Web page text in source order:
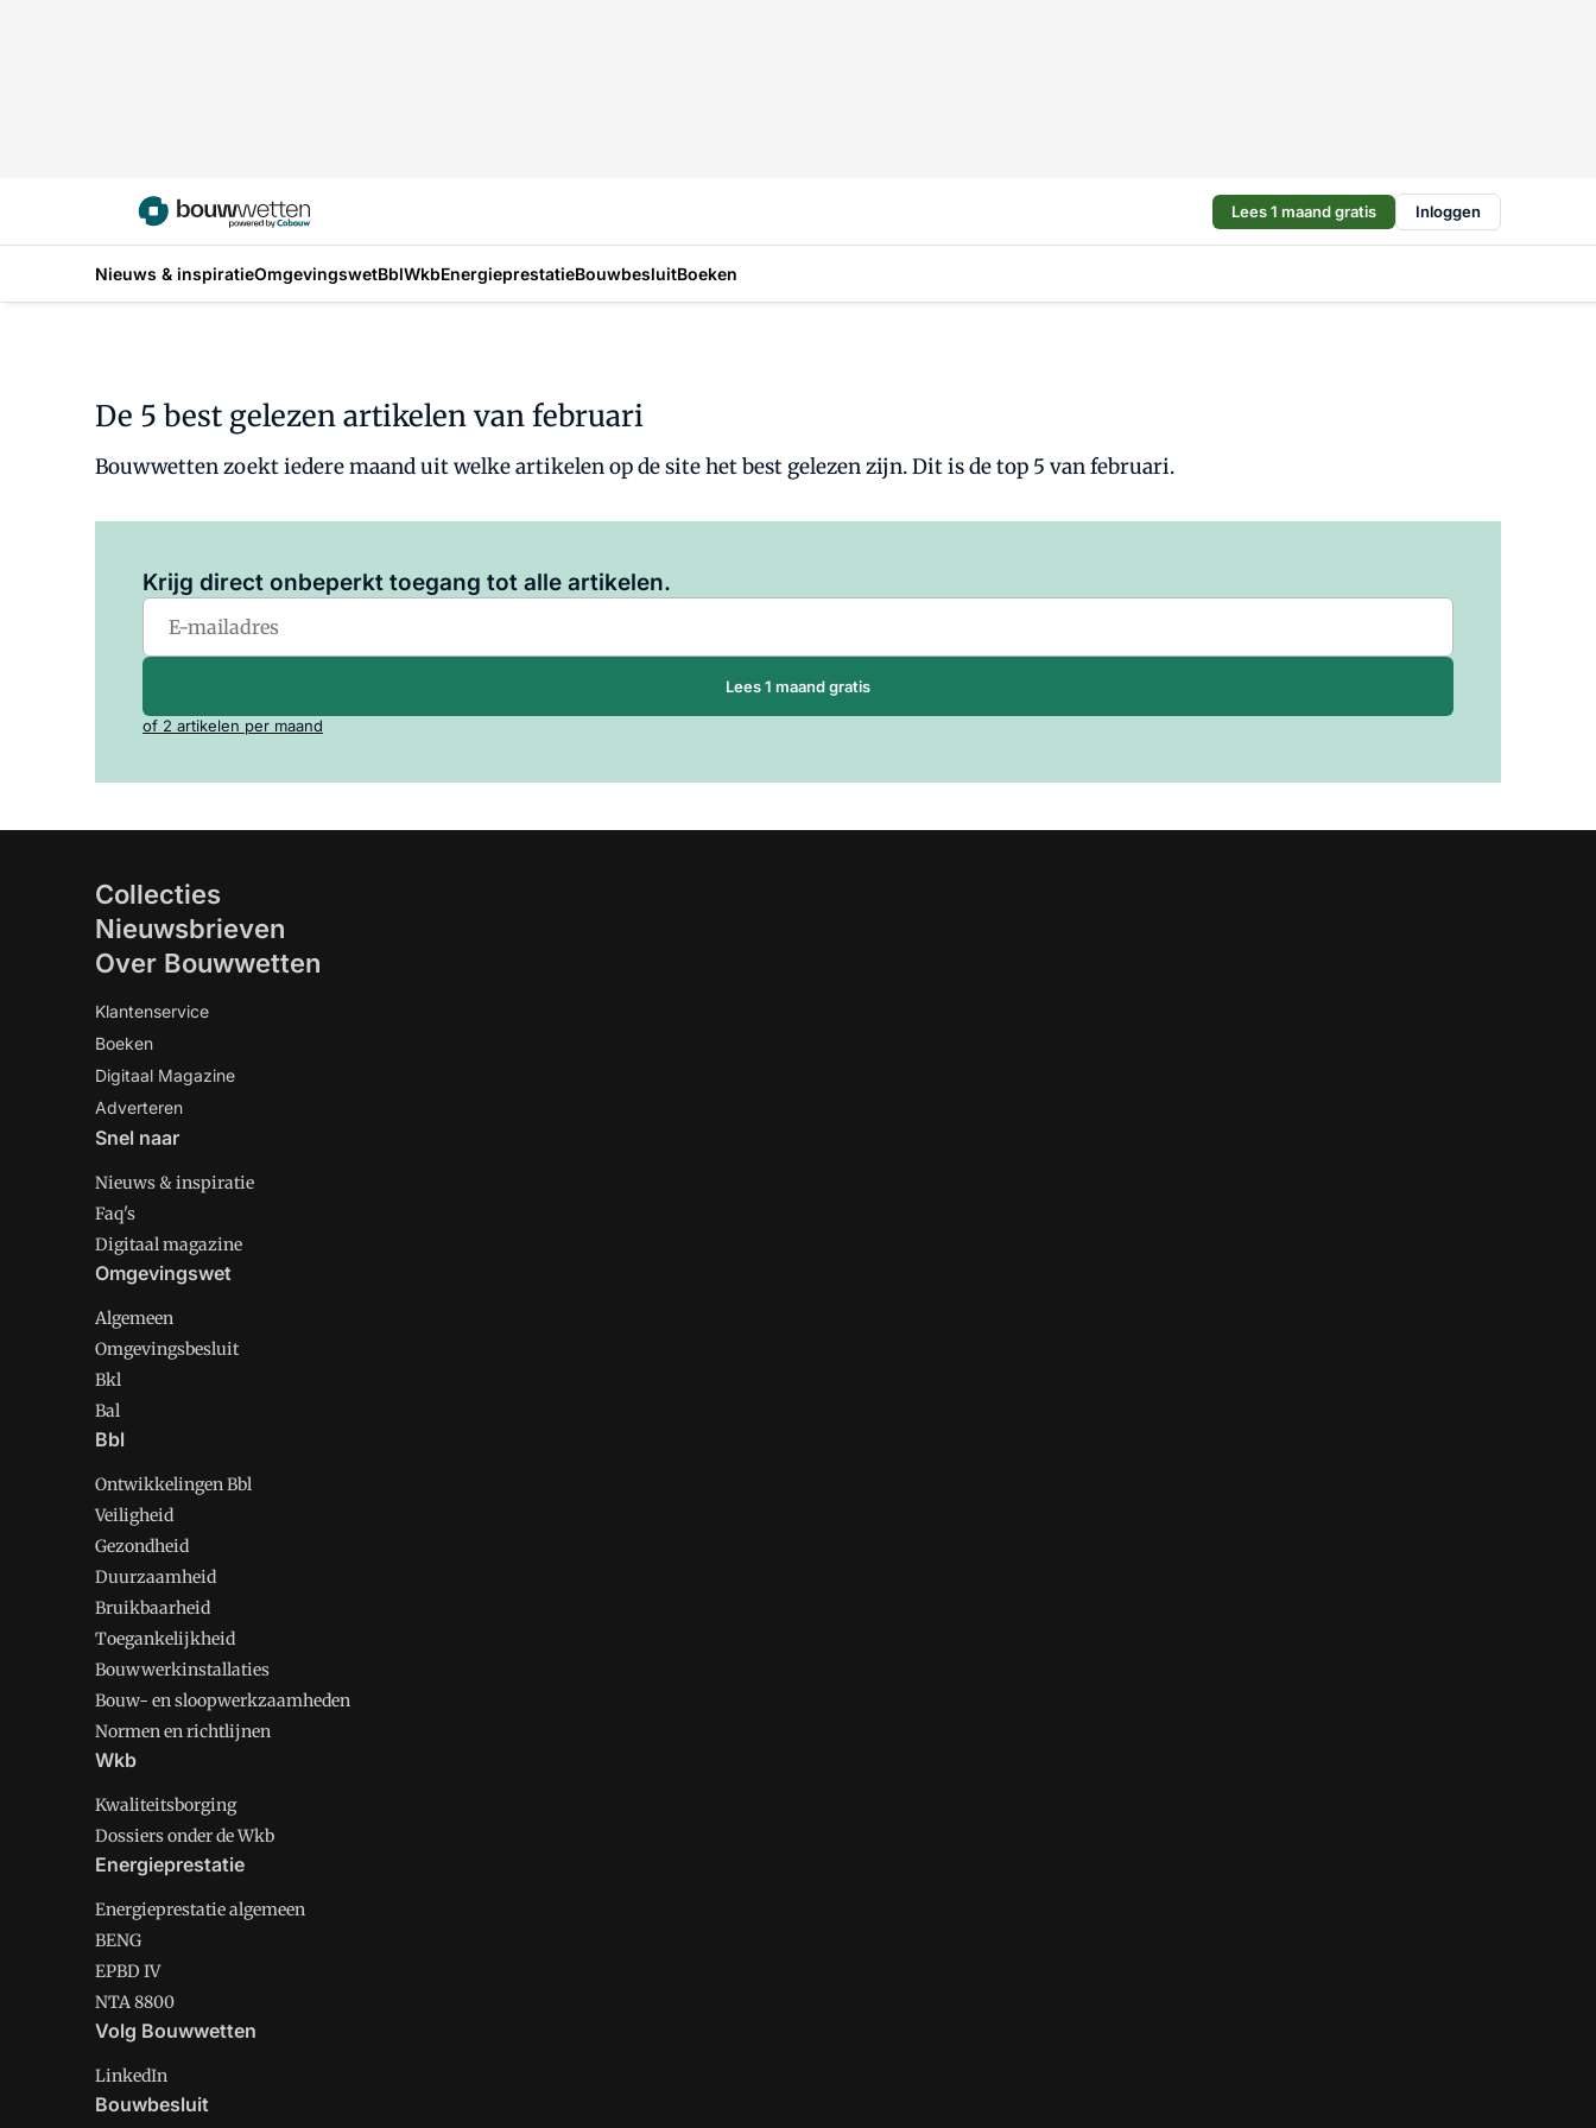
Lees 1 maand gratis Inloggen
Nieuws & inspiratieOmgevingswetBblWkbEnergieprestatieBouwbesluitBoeken
De 5 best gelezen artikelen van februari
Bouwwetten zoekt iedere maand uit welke artikelen op de site het best gelezen zijn. Dit is de top 5 van februari.
Krijg direct onbeperkt toegang tot alle artikelen.
Lees 1 maand gratis
of 2 artikelen per maand
Collecties
Nieuwsbrieven
Over Bouwwetten
Klantenservice
Boeken
Digitaal Magazine
Adverteren
Snel naar
Nieuws & inspiratie
Faq's
Digitaal magazine
Omgevingswet
Algemeen
Omgevingsbesluit
Bkl
Bal
Bbl
Ontwikkelingen Bbl
Veiligheid
Gezondheid
Duurzaamheid
Bruikbaarheid
Toegankelijkheid
Bouwwerkinstallaties
Bouw- en sloopwerkzaamheden
Normen en richtlijnen
Wkb
Kwaliteitsborging
Dossiers onder de Wkb
Energieprestatie
Energieprestatie algemeen
BENG
EPBD IV
NTA 8800
Volg Bouwwetten
LinkedIn
Bouwbesluit